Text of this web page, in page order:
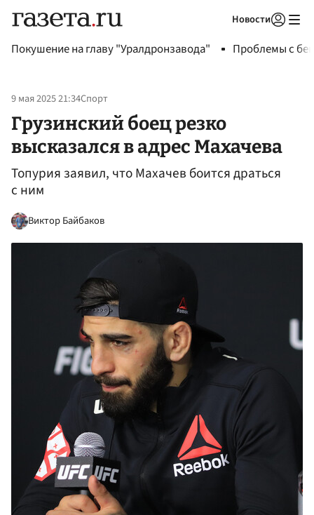
Новости
Покушение на главу "Уралдронзавода" Проблемы с
9 мая 2025 21:34Спорт
Грузинский боец резко
высказался в адрес Махачева
Топурия заявил, что Махачев боится драться
с ним
Виктор Байбаков